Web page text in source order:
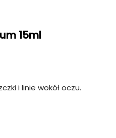
15ml
i linie wokół oczu.